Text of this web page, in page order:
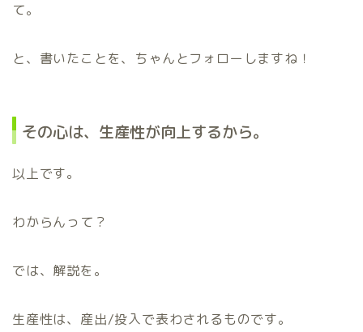
て。
と、書いたことを、ちゃんとフォローしますね！
その心は、生産性が向上するから。
以上です。
わからんって？
では、解説を。
生産性は、産出/投入で表わされるものです。